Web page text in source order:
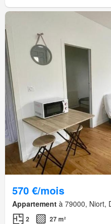
570 €/mois
Appartement à 79000, Niort,
2
27 m²